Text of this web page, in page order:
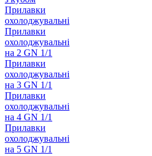
Прилавки
охолоджувальні
Прилавки
охолоджувальні
на 2 GN 1/1
Прилавки
охолоджувальні
на 3 GN 1/1
Прилавки
охолоджувальні
на 4 GN 1/1
Прилавки
охолоджувальні
на 5 GN 1/1